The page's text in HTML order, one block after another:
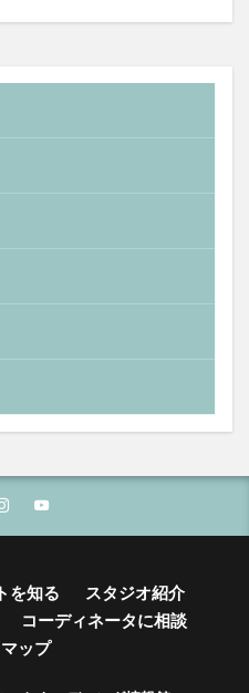
を知る
スタジオ紹介
コーディネータに相談
ップ